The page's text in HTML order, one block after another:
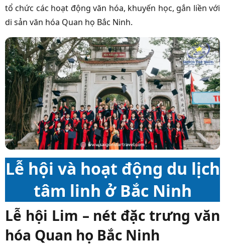
tổ chức các hoạt động văn hóa, khuyến học, gắn liền với
di sản văn hóa Quan họ Bắc Ninh.
Lễ hội và hoạt động du lịch
tâm linh ở Bắc Ninh
Lễ hội Lim – nét đặc trưng văn
hóa Quan họ Bắc Ninh